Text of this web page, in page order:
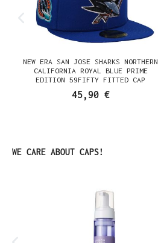
NEW ERA SAN JOSE SHARKS NORTHERN
CALIFORNIA ROYAL BLUE PRIME
EDITION 59FIFTY FITTED CAP
45,90 €
Produktgalerie überspringen
WE CARE ABOUT CAPS!